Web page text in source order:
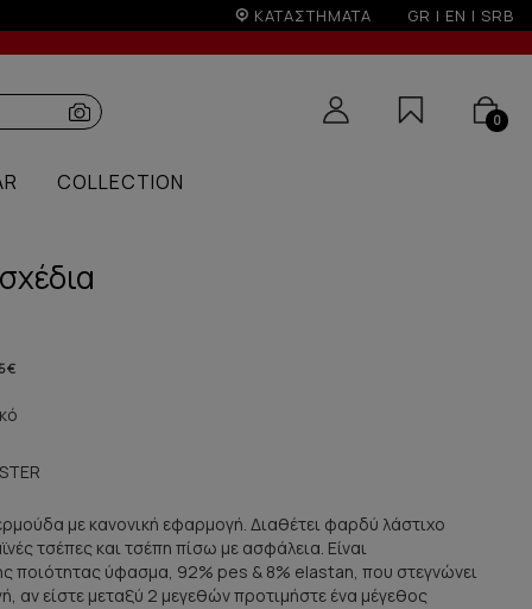
ΚΑΤΑΣΤΗΜΑΤΑ GR | EN | SRB
0
COLLECTION
€
με κανονική εφαρμογή. Διαθέτει φαρδύ λάστιχο
τσέπες και τσέπη πίσω με ασφάλεια. Είναι
ποιότητας ύφασμα, 92% pes & 8% elastan, που στεγνώνει
αν είστε μεταξύ 2 μεγεθών προτιμήστε ένα μέγεθος